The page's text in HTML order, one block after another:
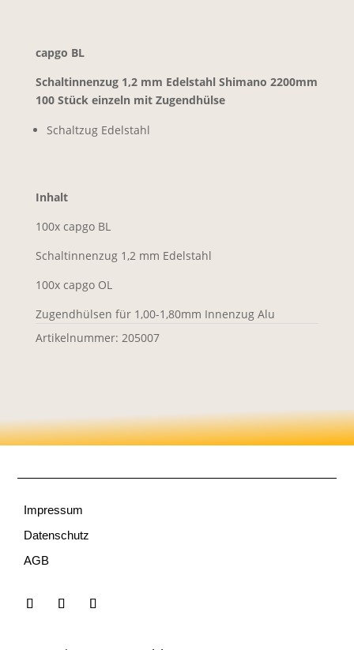
capgo BL
Schaltinnenzug 1,2 mm Edelstahl Shimano 2200mm
100 Stück einzeln mit Zugendhülse
Schaltzug Edelstahl
Inhalt
100x capgo BL
Schaltinnenzug 1,2 mm Edelstahl
100x capgo OL
Zugendhülsen für 1,00-1,80mm Innenzug Alu
Artikelnummer: 205007
Impressum
Datenschutz
AGB